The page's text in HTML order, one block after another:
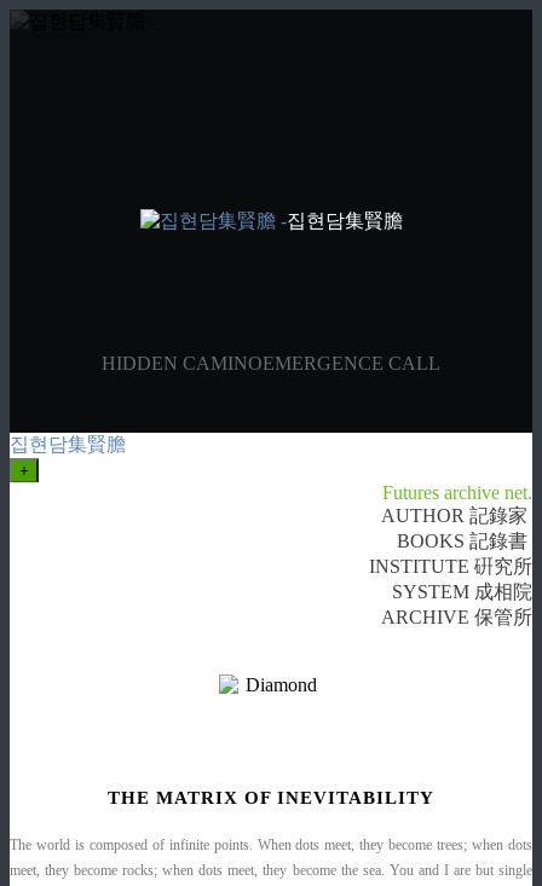
집현담集賢膽
HIDDEN CAMINOEMERGENCE CALL
집현담集賢膽
+
Futures archive net.
AUTHOR 記錄家
BOOKS 記錄書
INSTITUTE 硏究所
SYSTEM 成相院
ARCHIVE 保管所
THE MATRIX OF INEVITABILITY
The world is composed of infinite points. When dots meet, they become trees; when dots
meet, they become rocks; when dots meet, they become the sea. You and I are but single